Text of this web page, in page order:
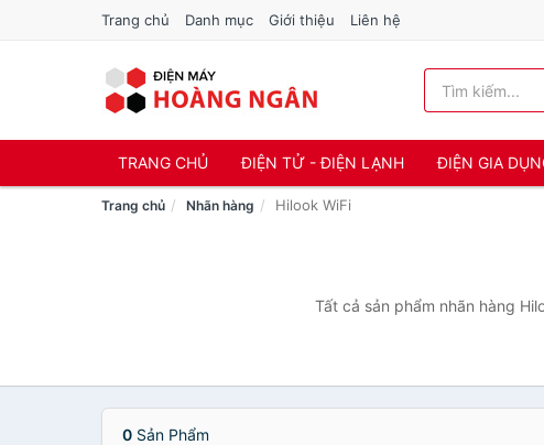
Trang chủ Danh mục Giới thiệu Liên hệ
TRANG CHỦ ĐIỆN TỬ - ĐIỆN LẠNH ĐIỆN GIA
Trang chủ Nhãn hàng Hilook WiFi
Tất cả sản phẩm nhãn hàng
0 Sản Phẩm